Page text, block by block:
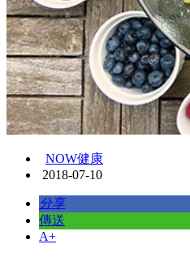
NOW健康
2018-07-10
分享
傳送
A+